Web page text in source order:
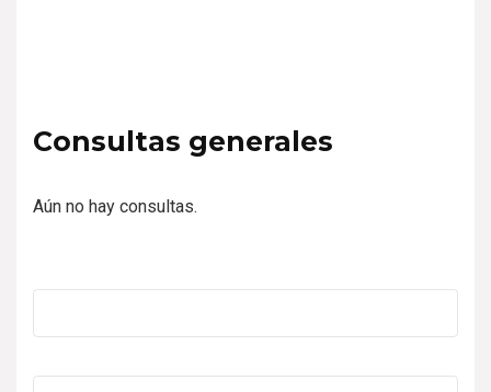
Consultas generales
Aún no hay consultas.